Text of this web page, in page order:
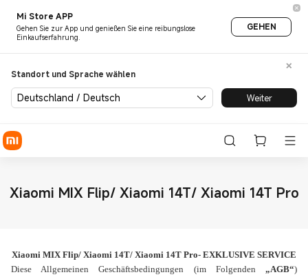
Mi Store APP
Gehen Sie zur App und genießen Sie eine reibungslose
Einkaufserfahrung.
GEHEN
Standort und Sprache wählen
Deutschland / Deutsch Weiter
Xiaomi MIX Flip/ Xiaomi 14T/ Xiaomi 14T Pro
Xiaomi MIX Flip/ Xiaomi 14T/ Xiaomi 14T Pro- EXKLUSIVE SERVICE
Diese Allgemeinen Geschäftsbedingungen (im Folgenden „AGB“)